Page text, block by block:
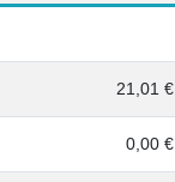
21,01 €
0,00 €